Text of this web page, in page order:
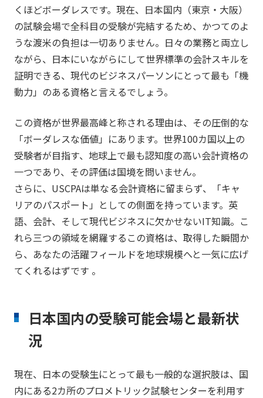
くほどボーダレスです。現在、日本国内（東京・大阪）
の試験会場で全科目の受験が完結するため、かつてのよ
うな渡米の負担は一切ありません。日々の業務と両立し
ながら、日本にいながらにして世界標準の会計スキルを
証明できる、現代のビジネスパーソンにとって最も「機
動力」のある資格と言えるでしょう。
この資格が世界最高峰と称される理由は、その圧倒的な
「ボーダレスな価値」にあります。世界100カ国以上の
受験者が目指す、地球上で最も認知度の高い会計資格の
一つであり、その評価は国境を問いません。
さらに、USCPAは単なる会計資格に留まらず、「キャ
リアのパスポート」としての側面を持っています。英
語、会計、そして現代ビジネスに欠かせないIT知識。こ
れら三つの領域を網羅するこの資格は、取得した瞬間か
ら、あなたの活躍フィールドを地球規模へと一気に広げ
てくれるはずです 。
日本国内の受験可能会場と最新状
況
現在、日本の受験生にとって最も一般的な選択肢は、国
内にある2カ所のプロメトリック試験センターを利用す